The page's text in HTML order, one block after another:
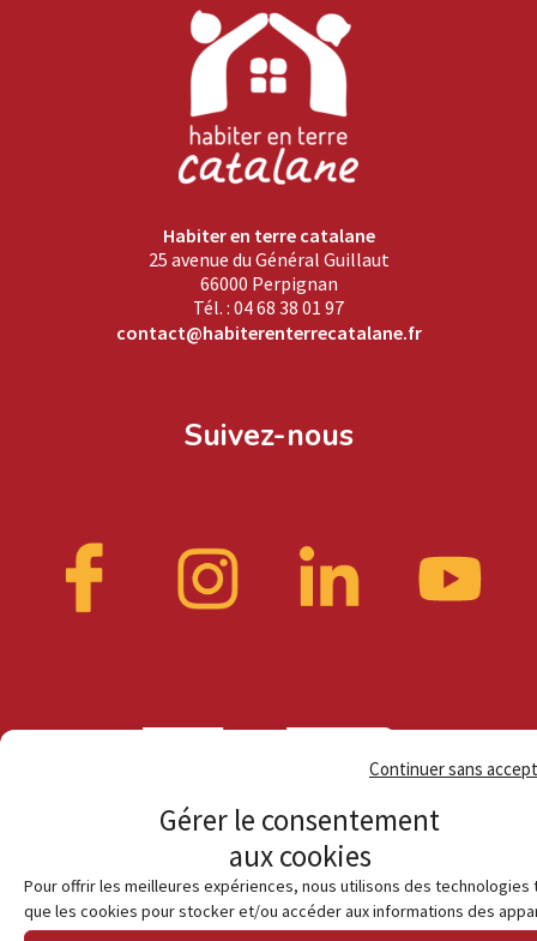
Gérer le consentement
aux cookies
Pour offrir les meilleures expériences, nous utilisons des technologies
que les cookies pour stocker et/ou accéder aux informations des
Continuer sans
Habiter en terre catalane
25 avenue du Général Guillaut
66000 Perpignan
Tél. : 04 68 38 01 97
contact@habiterenterrecatalane.fr
Suivez-nous